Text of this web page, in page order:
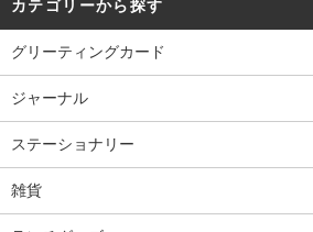
カテゴリーから探す
グリーティングカード
ジャーナル
ステーショナリー
雑貨